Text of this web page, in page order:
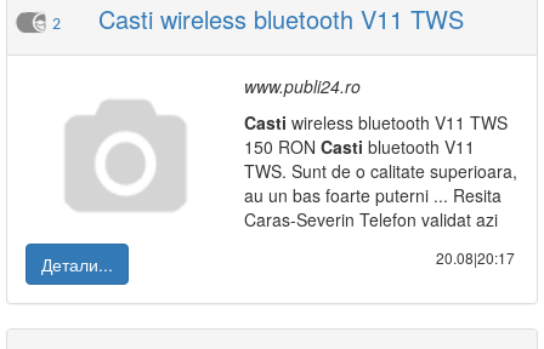
2 Casti wireless bluetooth V11 TWS
www.publi24.ro
Casti wireless bluetooth V11 TWS
150 RON Casti bluetooth V11
TWS. Sunt de o calitate superioara,
au un bas foarte puterni ... Resita
Caras-Severin Telefon validat azi
Детали...
20.08|20:17